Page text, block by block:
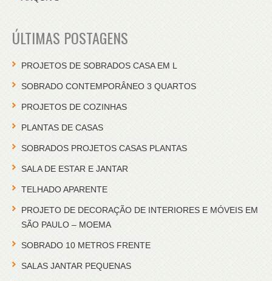
ÚLTIMAS POSTAGENS
PROJETOS DE SOBRADOS CASA EM L
SOBRADO CONTEMPORÂNEO 3 QUARTOS
PROJETOS DE COZINHAS
PLANTAS DE CASAS
SOBRADOS PROJETOS CASAS PLANTAS
SALA DE ESTAR E JANTAR
TELHADO APARENTE
PROJETO DE DECORAÇÃO DE INTERIORES E MÓVEIS EM
SÃO PAULO – MOEMA
SOBRADO 10 METROS FRENTE
SALAS JANTAR PEQUENAS